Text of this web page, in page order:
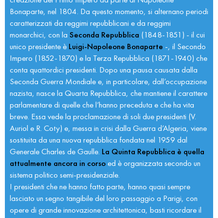
Bonaparte, nel 1804. Da questo momento, si alternano periodi
caratterizzati da reggimi repubblicani e da reggimi
monarchici, con la Seconda Repubblica (1848-1851) - il cui
unico presidente è Luigi-Napoleone Bonaparte -, il Secondo
Impero (1852-1870) e la Terza Repubblica (1871-1940) che
conta quattordici presidenti. Dopo una pausa causata dalla
Seconda Guerra Mondiale e, in particolare, dall’occupazione
nazista, nasce la Quarta Repubblica, che mantiene il carattere
parlamentare di quelle che l’hanno preceduta e che ha vita
breve. Essa vede la proclamazione di soli due presidenti (V.
Auriol e R. Coty) e, messa in crisi dalla Guerra d’Algeria, viene
sostituita da una nuova repubblica fondata nel 1959 dal
Generale Charles de Gaulle. La Quinta Repubblica è quella
attualmente ancora in corsoed è organizzata secondo un
sistema politico semi-presidenziale.
I presidenti che ne hanno fatto parte, hanno quasi sempre
lasciato un segno tangibile del loro passaggio a Parigi, con
opere di grande innovazione architettonica, basti ricordare il